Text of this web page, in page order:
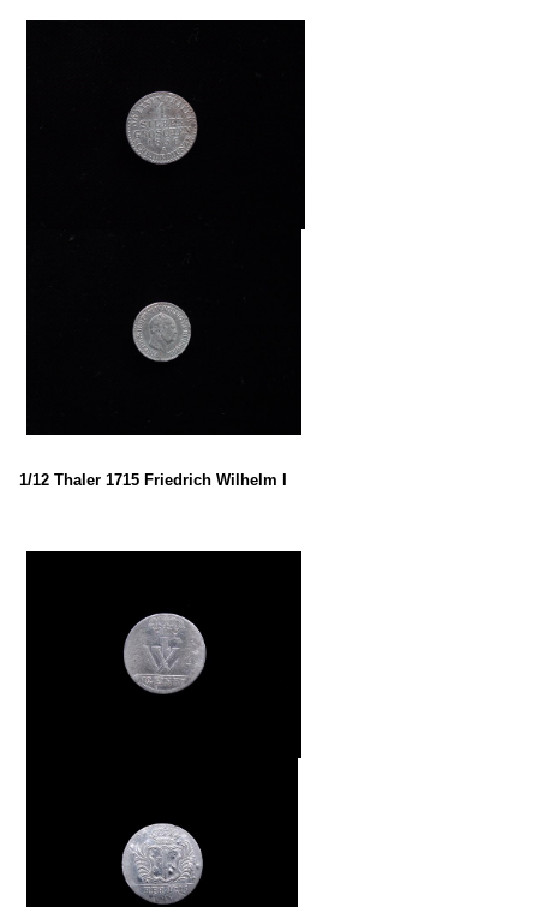
1/12 Thaler 1715 Friedrich Wilhelm I